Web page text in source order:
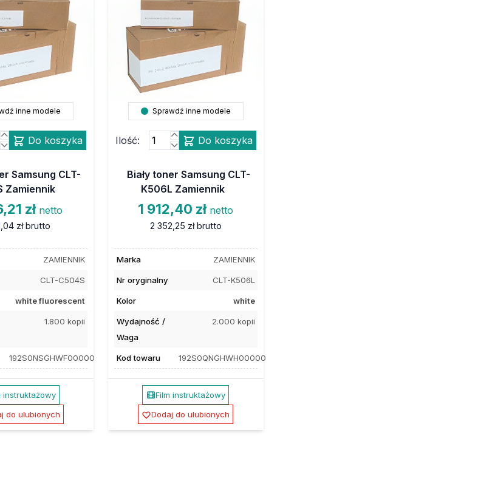
inne modele
Do koszyka
Samsung CLT-
Zamiennik
zł netto
zł brutto
ZAMIENNIK
CLT-C504S
white fluorescent
1.800 kopii
192S0NSGHWF00000
instruktażowy
do ulubionych
Sprawdź inne modele
Ilość: Do koszyka
Biały toner Samsung CLT-
K506L Zamiennik
1 912,40 zł netto
2 352,25 zł brutto
Marka ZAMIENNIK
Nr oryginalny CLT-K506L
Kolor white
Wydajność /
Waga
2.000 kopii
Kod towaru 192S0QNGHWH00000
Film instruktażowy
Dodaj do ulubionych